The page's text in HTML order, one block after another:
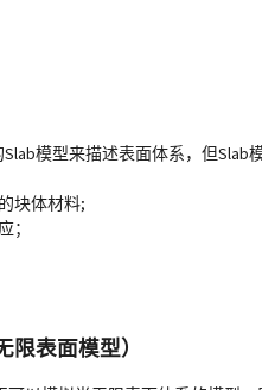
模型来描述表面体系，但Slab
块体材料;
；
表面模型）